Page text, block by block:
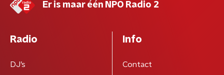
Er is maar één NPO Radio 2
Radio
DJ’s
Info
Contact